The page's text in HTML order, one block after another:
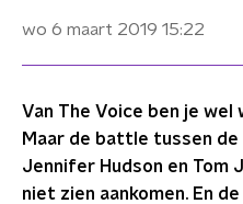
wo 6 maart 2019 15:22
Van The Voice ben je
Maar de battle tussen de
Jennifer Hudson en Tom
niet zien aankomen. En